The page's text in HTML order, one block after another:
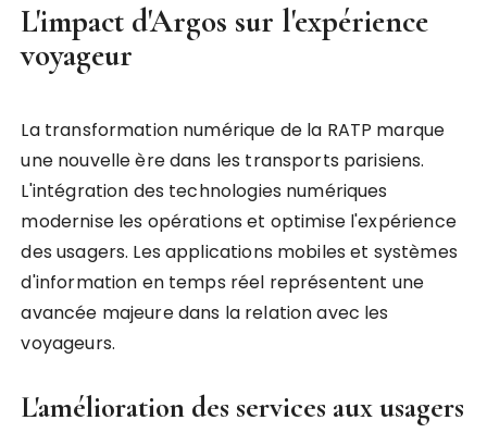
L'impact d'Argos sur l'expérience
voyageur
La transformation numérique de la RATP marque
une nouvelle ère dans les transports parisiens.
L'intégration des technologies numériques
modernise les opérations et optimise l'expérience
des usagers. Les applications mobiles et systèmes
d'information en temps réel représentent une
avancée majeure dans la relation avec les
voyageurs.
L'amélioration des services aux usagers